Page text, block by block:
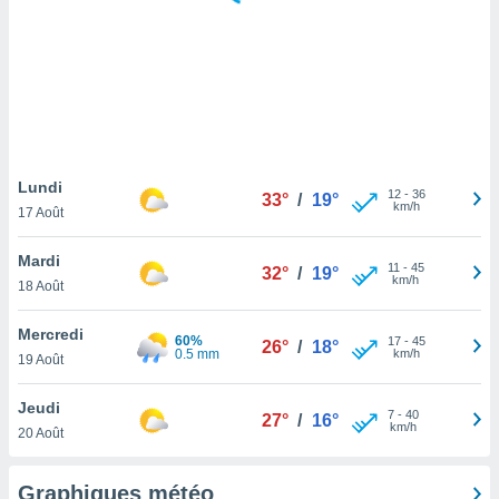
notre
que
et que
Lundi
17 Août
33° / 19° 12- 36
km/h
Mardi
18 Août
32° / 19° 11 - 45
km/h
Mercredi
19 Août
60%
0.5 mm
26° / 18° 17- 45
km/h
Jeudi
20 Août
27° / 16° 7- 40
km/h
Graphiques météo